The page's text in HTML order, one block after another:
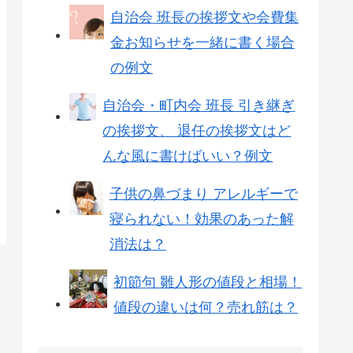
自治会 班長の挨拶文や会費集
金お知らせを一緒に書く場合
の例文
自治会・町内会 班長 引き継ぎ
の挨拶文、 退任の挨拶文はど
んな風に書けばいい？例文
子供の鼻づまり アレルギーで
寝られない！効果のあった解
消法は？
初節句 雛人形の値段と相場！
値段の違いは何？売れ筋は？